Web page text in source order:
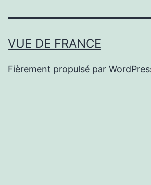
VUE DE FRANCE
Fièrement propulsé par